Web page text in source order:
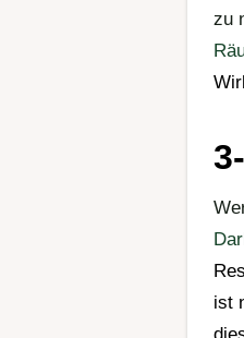
zu
ist